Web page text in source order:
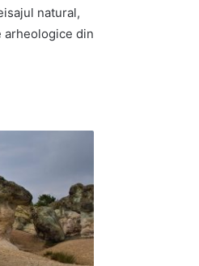
natural,
arheologice din